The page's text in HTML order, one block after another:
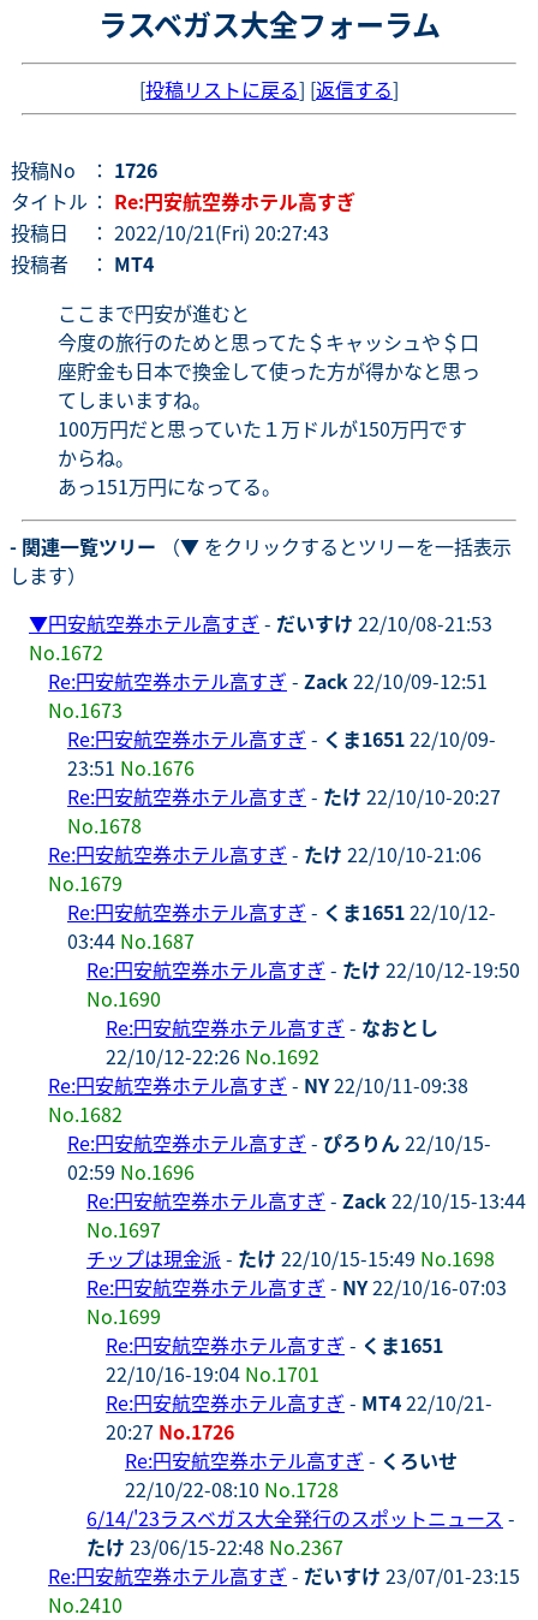
ラスベガス大全フォーラム
[投稿リストに戻る] [返信する]
投稿No ： 1726
タイトル ： Re:円安航空券ホテル高すぎ
投稿日
： 2022/10/21(Fri) 20:27:43
投稿者
： MT4
ここまで円安が進むと
今度の旅行のためと思ってた＄キャッシュや＄口
座貯金も日本で換金して使った方が得かなと思っ
てしまいますね。
100万円だと思っていた１万ドルが150万円です
からね。
あっ151万円になってる。
- 関連一覧ツリー （▼ をクリックするとツリーを一括表示
します）
▼円安航空券ホテル高すぎ - だいすけ 22/10/08-21:53
No.1672
Re:円安航空券ホテル高すぎ - Zack22/10/09-12:51
No.1673
Re:円安航空券ホテル高すぎ - くま165122/10/09-
23:51 No.1676
Re:円安航空券ホテル高すぎ - たけ 22/10/10-20:27
No.1678
Re:円安航空券ホテル高すぎ - たけ 22/10/10-21:06
No.1679
Re:円安航空券ホテル高すぎ - くま165122/10/12-
03:44 No.1687
Re:円安航空券ホテル高すぎ - たけ 22/10/12-19:50
No.1690
Re:円安航空券ホテル高すぎ - なおとし
22/10/12-22:26 No.1692
Re:円安航空券ホテル高すぎ - NY22/10/11-09:38
No.1682
Re:円安航空券ホテル高すぎ - ぴろりん22/10/15-
02:59 No.1696
Re:円安航空券ホテル高すぎ - Zack22/10/15-13:44
No.1697
チップは現金派- たけ 22/10/15-15:49 No.1698
Re:円安航空券ホテル高すぎ - NY22/10/16-07:03
No.1699
Re:円安航空券ホテル高すぎ - くま1651
22/10/16-19:04 No.1701
Re:円安航空券ホテル高すぎ - MT422/10/21-
20:27 No.1726
Re:円安航空券ホテル高すぎ - くろいせ
22/10/22-08:10 No.1728
6/14/'23ラスベガス大全発行のスポットニュース -
たけ 23/06/15-22:48 No.2367
Re:円安航空券ホテル高すぎ - だいすけ 23/07/01-23:15
No.2410